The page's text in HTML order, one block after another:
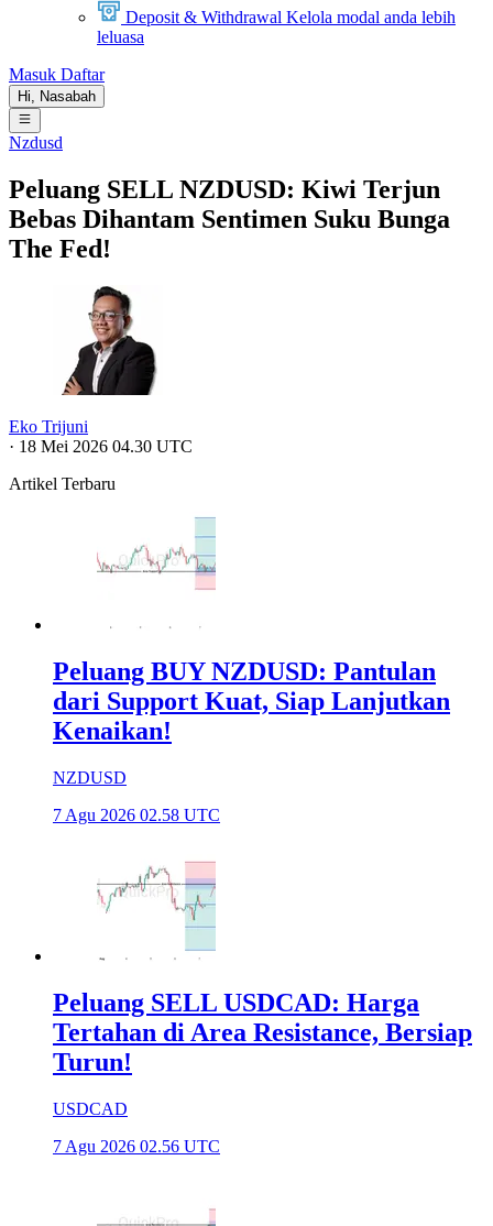
Deposit & Withdrawal Kelola modal anda lebih
leluasa
Masuk Daftar
Hi, Nasabah
Nzdusd
Peluang SELL NZDUSD: Kiwi Terjun
Bebas Dihantam Sentimen Suku Bunga
The Fed!
Eko Trijuni
· 18 Mei 2026 04.30 UTC
Artikel Terbaru
Peluang BUY NZDUSD: Pantulan
dari Support Kuat, Siap Lanjutkan
Kenaikan!
NZDUSD
7 Agu 2026 02.58 UTC
Peluang SELL USDCAD: Harga
Tertahan di Area Resistance, Bersiap
Turun!
USDCAD
7 Agu 2026 02.56 UTC